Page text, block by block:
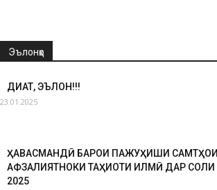
Эълонҳо
ДИҚҚАТ, ЭЪЛОН!!!
23.01.2025
ҲАВАСМАНДӢ БАРОИ ПАЖУҲИШИ САМТҲОИ
АФЗАЛИЯТНОКИ ТАҲҚИҚОТИ ИЛМӢ ДАР СОЛИ
2025